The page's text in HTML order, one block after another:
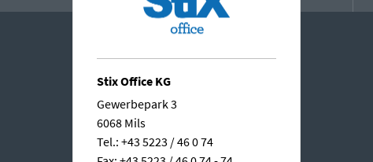
Stix Office KG
Gewerbepark 3
6068 Mils
Tel.: +43 5223 / 46 0 74